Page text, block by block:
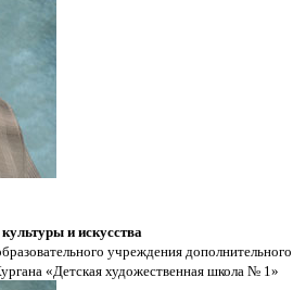
и искусства
учреждения дополнительного
«Детская художественная школа № 1»